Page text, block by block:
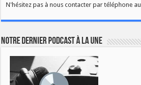
N'hésitez pas à nous contacter par téléphone au
Notre dernier podcast à la une